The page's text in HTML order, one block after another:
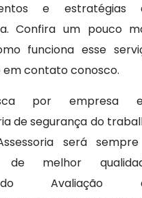
e estratégias
Confira um pouco
funciona esse
contato conosco.
por empresa
de segurança do
será
de melhor
Avaliação